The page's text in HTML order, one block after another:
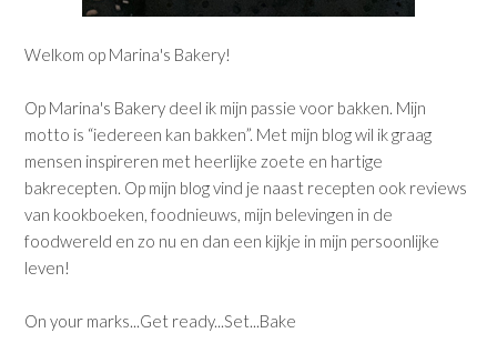
Welkom op Marina's Bakery!
Op Marina's Bakery deel ik mijn passie voor bakken. Mijn
motto is “iedereen kan bakken”. Met mijn blog wil ik graag
mensen inspireren met heerlijke zoete en hartige
bakrecepten. Op mijn blog vind je naast recepten ook reviews
van kookboeken, foodnieuws, mijn belevingen in de
foodwereld en zo nu en dan een kijkje in mijn persoonlijke
leven!
On your marks...Get ready...Set...Bake